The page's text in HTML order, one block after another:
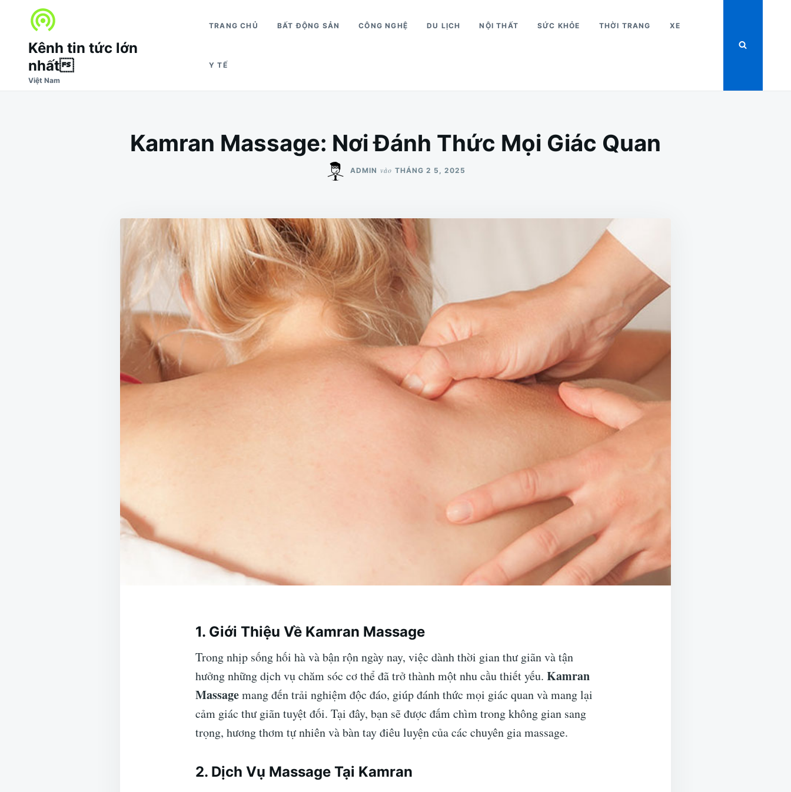
cho:
Kênh tin tức lớn
nhất
Việt Nam
TRANG CHỦ BẤT ĐỘNG SẢN CÔNG NGHỆ DU LỊCH NỘI THẤT SỨC KHỎE THỜI TRANG XE
Y TẾ
Kamran Massage: Nơi Đánh Thức Mọi Giác Quan
ADMIN vào THÁNG 2 5, 2025
1. Giới Thiệu Về Kamran Massage
Trong nhịp sống hối hà và bận rộn ngày nay, việc dành thời gian thư giãn và tận
hưởng những dịch vụ chăm sóc cơ thể đã trở thành một nhu cầu thiết yếu. Kamran
Massagemang đến trải nghiệm độc đáo, giúp đánh thức mọi giác quan và mang lại
cảm giác thư giãn tuyệt đối. Tại đây, bạn sẽ được đấm chìm trong không gian sang
trọng, hương thơm tự nhiên và bàn tay điêu luyện của các chuyên gia massage.
2. Dịch Vụ Massage Tại Kamran